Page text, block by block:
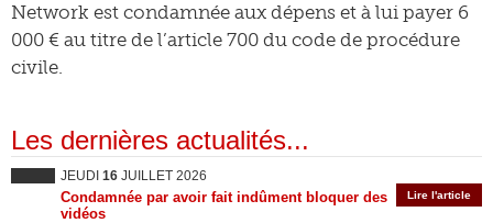
Network est condamnée aux dépens et à lui payer 6
000 € au titre de l’article 700 du code de procédure
civile.
Les dernières actualités...
JEUDI 16 JUILLET 2026
Lire l'article
Condamnée par avoir fait indûment bloquer des
vidéos